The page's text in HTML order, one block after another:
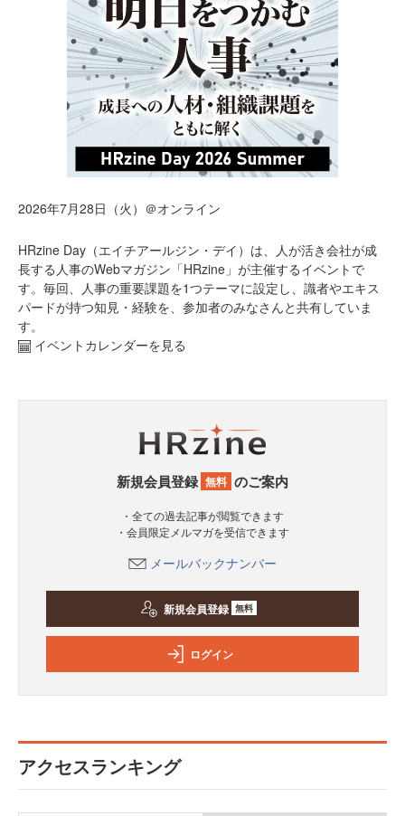
2026年7月28日（火）＠オンライン
HRzine Day（エイチアールジン・デイ）は、人が活き会社が成
長する人事のWebマガジン「HRzine」が主催するイベントで
す。毎回、人事の重要課題を1つテーマに設定し、識者やエキス
パードが持つ知見・経験を、参加者のみなさんと共有していま
す。
イベントカレンダーを見る
新規会員登録 無料 のご案内
・全ての過去記事が閲覧できます
・会員限定メルマガを受信できます
メールバックナンバー
新規会員登録 無料
ログイン
アクセスランキング